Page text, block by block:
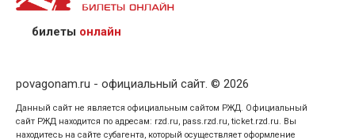
предъявив удостоверение личности пассажира, на
кого оформлен билет.
билеты онлайн
povagonam.ru - официальный сайт. © 2026
Данный сайт не является официальным сайтом РЖД. Официальный
сайт РЖД находится по адресам: rzd.ru, pass.rzd.ru, ticket.rzd.ru. Вы
находитесь на сайте субагента, который осуществляет оформление